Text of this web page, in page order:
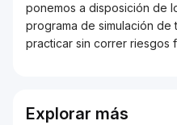
ponemos a disposición de
programa de simulación
practicar sin correr riesgos
Explorar más